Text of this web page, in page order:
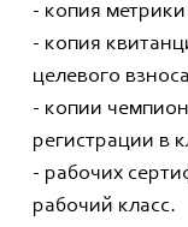
- копия
- копия
целевого
- копии
регистрации в
- рабочих
рабочий класс.